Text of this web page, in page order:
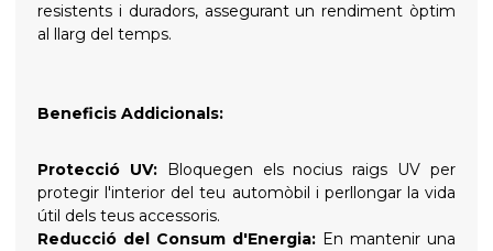
resistents i duradors, assegurant un rendiment òptim
al llarg del temps.
Beneficis Addicionals:
Protecció UV:Bloquegen els nocius raigs UV per
protegir l'interior del teu automòbil i perllongar la vida
útil dels teus accessoris.
Reducció del Consum d'Energia: En mantenir una